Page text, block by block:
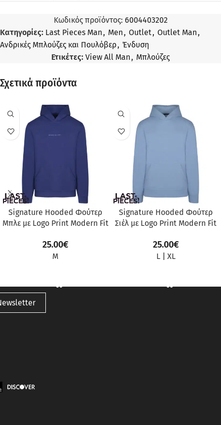
Κωδικός προϊόντος: 6004403202
Κατηγορίες: Last Pieces Man, Men, Outlet, Outlet Man,
Ανδρικές Μπλούζες και Πουλόβερ, Ένδυση
Ετικέτες: View All Man, Μπλούζες
Σχετικά προϊόντα
Signature Hooded Φούτερ
Μπλε με Logo Print Modern Fit
25.00€
M
Signature Hooded Φούτερ
Σιέλ με Logo Print Modern Fit
25.00€
L| XL